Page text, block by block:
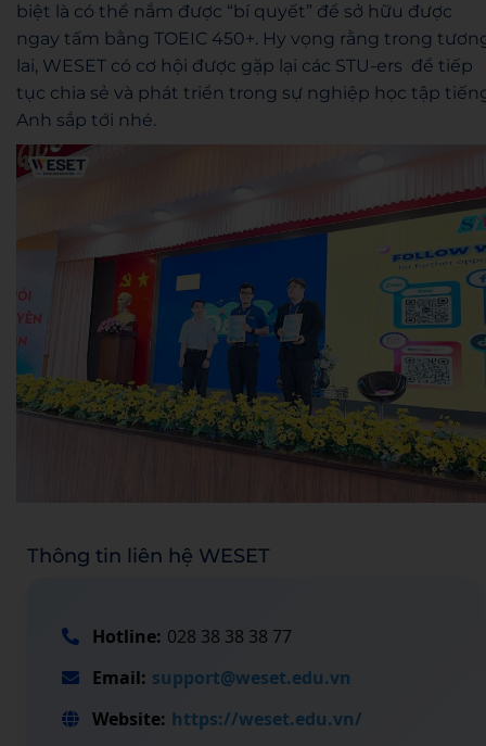
biệt là có thể nắm được “bí quyết” để sở hữu được
ngay tấm bằng TOEIC 450+. Hy vọng rằng trong
lai, WESET có cơ hội được gặp lại các STU-ers để tiếp
tục chia sẻ và phát triển trong sự nghiệp học tập
Anh sắp tới nhé.
Thông tin liên hệ WESET
Hotline: 028 38 38 38 77
Email: support@weset.edu.vn
Website: https://weset.edu.vn/